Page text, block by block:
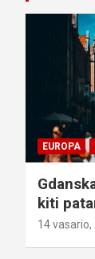
EUROPA
kiti
14 vasario,